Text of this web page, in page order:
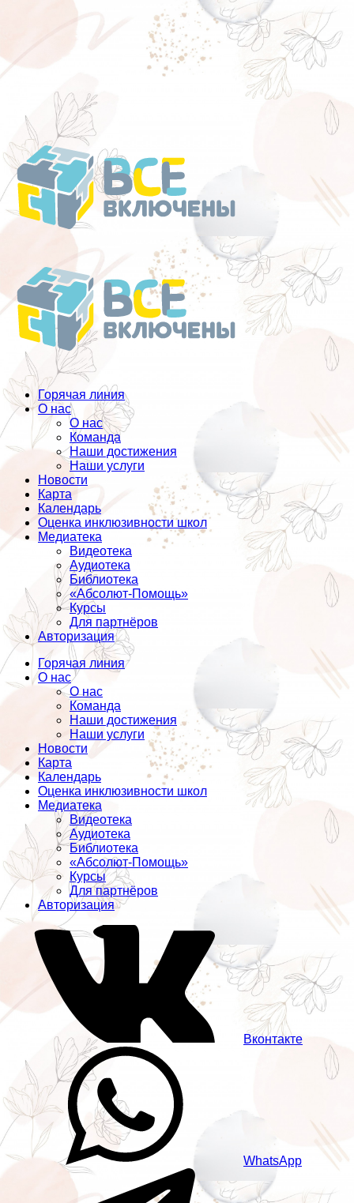
Перейти
к
содержанию
Горячая линия
О нас
О нас
Команда
Наши достижения
Наши услуги
Новости
Карта
Календарь
Оценка инклюзивности школ
Медиатека
Видеотека
Аудиотека
Библиотека
«Абсолют-Помощь»
Курсы
Для партнёров
Авторизация
Горячая линия
О нас
О нас
Команда
Наши достижения
Наши услуги
Новости
Карта
Календарь
Оценка инклюзивности школ
Медиатека
Видеотека
Аудиотека
Библиотека
«Абсолют-Помощь»
Курсы
Для партнёров
Авторизация
Вконтакте
WhatsApp